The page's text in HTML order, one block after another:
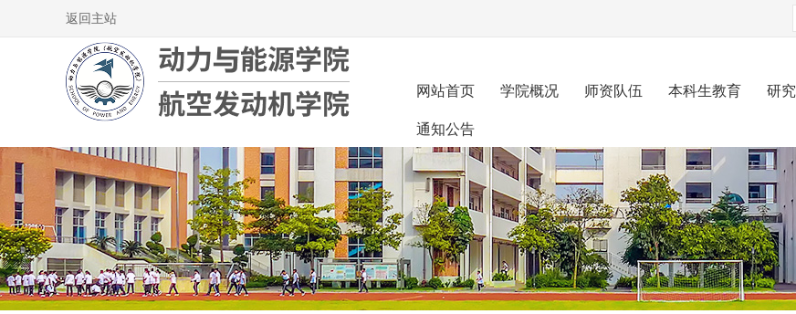
返回主站
网站首页 学院概况 师资队伍 本科生教育 研
通知公告